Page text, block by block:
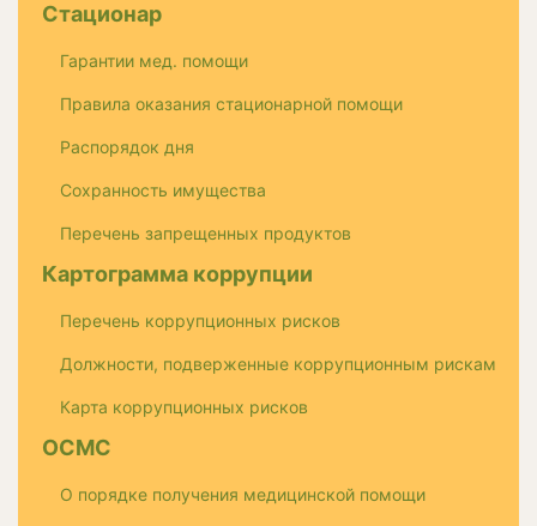
Стационар
Гарантии мед. помощи
Правила оказания стационарной помощи
Распорядок дня
Сохранность имущества
Перечень запрещенных продуктов
Картограмма коррупции
Перечень коррупционных рисков
Должности, подверженные коррупционным рискам
Карта коррупционных рисков
ОСМС
О порядке получения медицинской помощи